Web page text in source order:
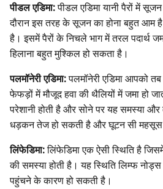
पीडल एडिमा:पीडल एडिमा यानी पैरों में
दौरान इस तरह के सूजन का होना बहुत आम
है। इसमें पैरों के निचले भाग में तरल पदार्थ
हिलाना बहुत मुश्किल हो सकता है।
पलमॉनेरी एडिमा:पलमॉनेरी एडिमा आपको
फेफड़ों में मौजूद हवा की थैलियों में जमा हो
परेशानी होती है और सोने पर यह समस्या
धड़कन तेज हो सकती है और घूटन सी महसूस
लिंफेडिमा:लिंफेडिमा एक ऐसी स्थिति है
की समस्या होती है। यह स्थिति लिम्फ
पहुंचने के कारण हो सकती है।